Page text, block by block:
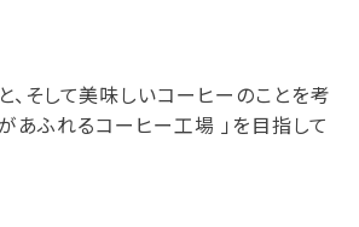
、そして美味しいコーヒーのことを考
あふれるコーヒー工場 」を目指して